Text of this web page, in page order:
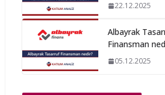
22.12.2025
Albayrak
Finansman
05.12.2025